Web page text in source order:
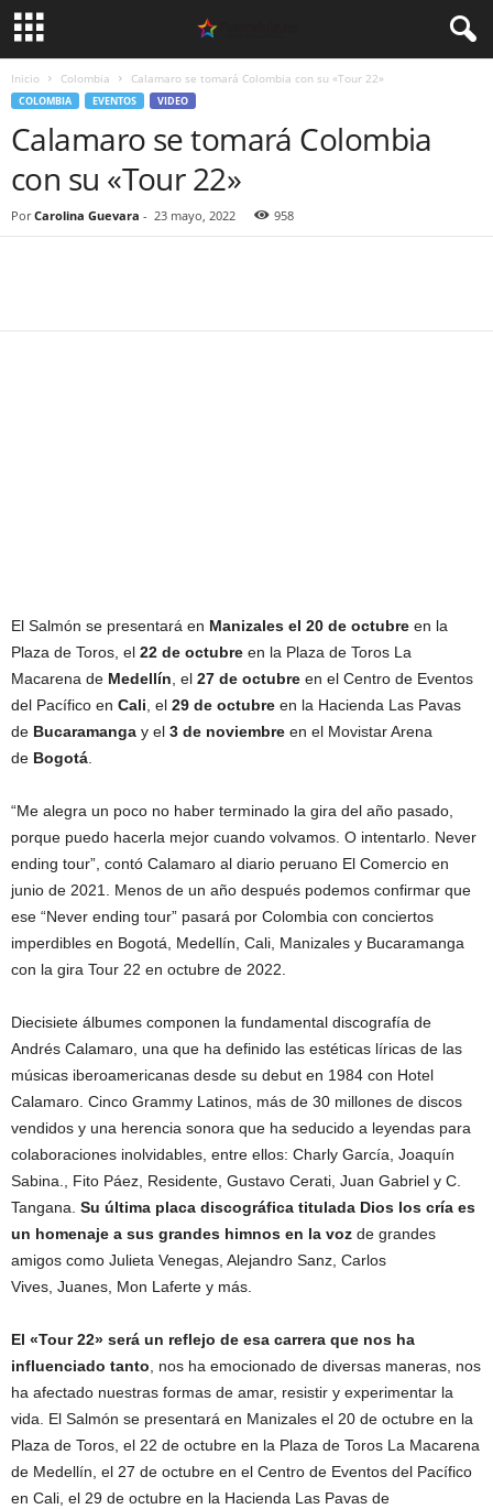
Inicio Colombia Calamaro se tomará Colombia con su «Tour 22»
COLOMBIA EVENTOS VIDEO
Calamaro se tomará Colombia
con su «Tour 22»
Por Carolina Guevara - 23 mayo, 2022 958
El Salmón se presentará en Manizales el 20 de octubre en la
Plaza de Toros, el 22 de octubre en la Plaza de Toros La
Macarena de Medellín , el 27 de octubre en el Centro de Eventos
del Pacífico en Cali , el 29 de octubre en la Hacienda Las Pavas
de Bucaramanga y el 3 de noviembre en el Movistar Arena
de Bogotá
“Me alegra un poco no haber terminado la gira del año pasado,
porque puedo hacerla mejor cuando volvamos. O intentarlo. Never
ending tour”, contó Calamaro al diario peruano El Comercio en
junio de 2021. Menos de un año después podemos confirmar que
ese “Never ending tour” pasará por Colombia con conciertos
imperdibles en Bogotá, Medellín, Cali, Manizales y Bucaramanga
con la gira Tour 22 en octubre de 2022.
Diecisiete álbumes componen la fundamental discografía de
Andrés Calamaro, una que ha definido las estéticas líricas de las
músicas iberoamericanas desde su debut en 1984 con Hotel
Calamaro. Cinco Grammy Latinos, más de 30 millones de discos
vendidos y una herencia sonora que ha seducido a leyendas para
colaboraciones inolvidables, entre ellos: Charly García, Joaquín
Sabina., Fito Páez, Residente, Gustavo Cerati, Juan Gabriel y C.
Tangana. Su última placa discográfica titulada Dios los cría es
un homenaje a sus grandes himnos en la voz de grandes
amigos como Julieta Venegas, Alejandro Sanz, Carlos
Vives, Juanes, Mon Laferte y más.
El «Tour 22» será un reflejo de esa carrera que nos ha
influenciado tanto , nos ha emocionado de diversas maneras, nos
ha afectado nuestras formas de amar, resistir y experimentar la
vida. El Salmón se presentará en Manizales el 20 de octubre en la
Plaza de Toros, el 22 de octubre en la Plaza de Toros La Macarena
de Medellín, el 27 de octubre en el Centro de Eventos del Pacífico
en Cali, el 29 de octubre en la Hacienda Las Pavas de